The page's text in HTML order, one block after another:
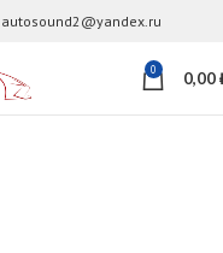
autosound2@yandex.ru
0 0,00